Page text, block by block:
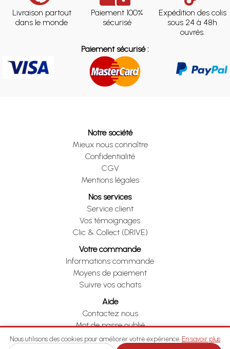
Livraison partout
dans le monde
Paiement 100%
sécurisé
Expédition des colis
sous 24 à 48h
ouvrés.
Paiement sécurisé :
Notre société
Mieux nous connaître
Confidentialité
CGV
Mentions légales
Nos services
Service client
Vos témoignages
Clic & Collect (DRIVE)
Votre commande
Informations commande
Moyens de paiement
Suivre vos achats
Aide
Contactez nous
Mot de passe oublié
Je me rétracte
Nous utilisons des cookies pour améliorer votre expérience. En savoir plus